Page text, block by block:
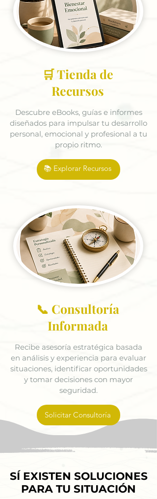
🛒 Tienda de
Recursos
Descubre eBooks, guías e informes
diseñados para impulsar tu desarrollo
personal, emocional y profesional a tu
propio ritmo.
📚 Explorar Recursos
📞 Consultoría
Informada
Recibe asesoría estratégica basada
en análisis y experiencia para evaluar
situaciones, identificar oportunidades
y tomar decisiones con mayor
seguridad.
Solicitar Consultoría
SÍ EXISTEN SOLUCIONES
PARA TU SITUACIÓN
SÍ EXISTEN SOLUCIONES
PARA TU SITUACIÓN